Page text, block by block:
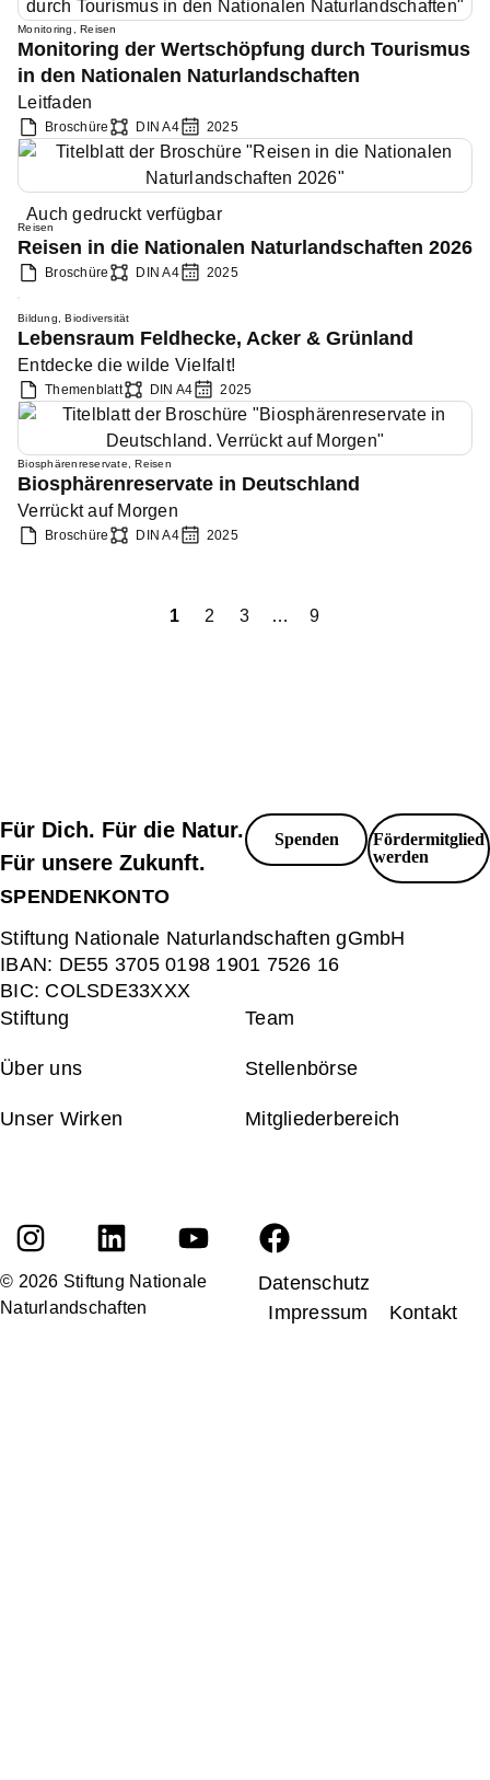
Monitoring , Reisen
Monitoring der Wertschöpfung durch Tourismus
in den Nationalen Naturlandschaften
Leitfaden
Broschüre DIN A4 2025
Auch gedruckt verfügbar
Reisen
Reisen in die Nationalen Naturlandschaften 2026
Broschüre DIN A4 2025
Bildung, Biodiversität
Lebensraum Feldhecke, Acker & Grünland
Entdecke die wilde Vielfalt!
Themenblatt DIN A4 2025
Biosphärenreservate, Reisen
Biosphärenreservate in Deutschland
Verrückt auf Morgen
Broschüre DIN A4 2025
1 2 3 … 9
Für Dich. Für die Natur.
Für unsere Zukunft.
Spenden
Fördermitglied
werden
SPENDENKONTO
Stiftung Nationale Naturlandschaften gGmbH
IBAN: DE55 3705 0198 1901 7526 16
BIC: COLSDE33XXX
Stiftung
Team
Über uns Stellenbörse
Unser Wirken Mitgliederbereich
© 2026 Stiftung Nationale
Naturlandschaften
Datenschutz
Impressum
Kontakt